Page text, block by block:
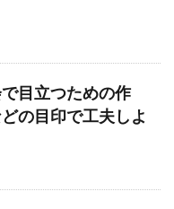
目立つための作
の目印で工夫しよ